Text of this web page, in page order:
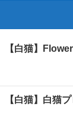
【白猫】